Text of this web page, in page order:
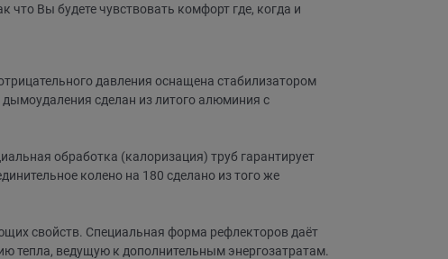
Вы будете чувствовать комфорт где, когда и
давления оснащена стабилизатором
сделан из литого алюминия с
обработка (калоризация) труб гарантирует
колено на 180 сделано из того же
свойств. Специальная форма рефлекторов даёт
тепла, ведущую к дополнительным энергозатратам.